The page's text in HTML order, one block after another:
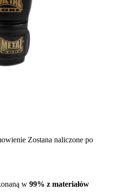
Zostana naliczone po
w 99% z materiałów